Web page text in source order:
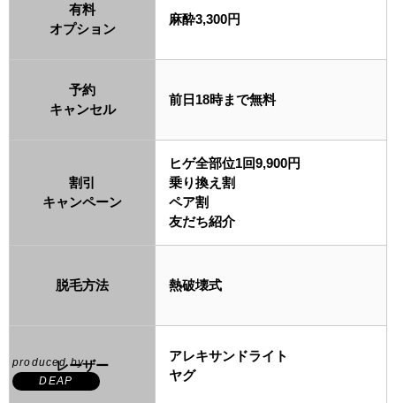
produced by
DEAP
有料
オプション
麻酔3,300円
予約
キャンセル
前日18時まで無料
割引
キャンペーン
ヒゲ全部位1回9,900円
乗り換え割
ペア割
友だち紹介
脱毛方法 熱破壊式
レーザー
アレキサンドライト
ヤグ